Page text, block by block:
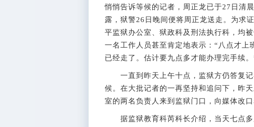
悄悄告诉等候的记者，周正龙已于27日清
露，狱警26日晚间便将周正龙送走。为求
平监狱办公室、狱政科及刑法执行科，均
一名工作人员甚至肯定地表示：“八点才上
已经走了。估计要九点多才能办理完手续。
一直到昨天上午十点，监狱方仍答复记
候。在大批记者的一再坚持和追问下，昨
室的两名负责人来到监狱门口，向媒体改
据监狱教育科芮科长介绍，当天七点多